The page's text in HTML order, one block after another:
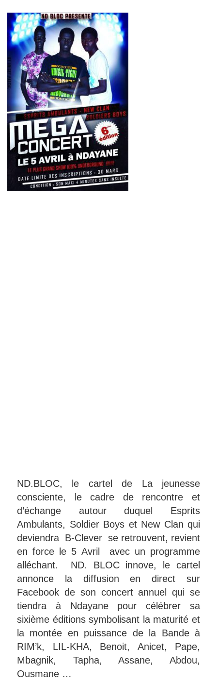
ND.BLOC, le cartel de La jeunesse
consciente, le cadre de rencontre et
d’échange autour duquel Esprits
Ambulants, Soldier Boys et New Clan qui
deviendra B-Clever se retrouvent, revient
en force le 5 Avril avec un programme
alléchant. ND. BLOC innove, le cartel
annonce la diffusion en direct sur
Facebook de son concert annuel qui se
tiendra à Ndayane pour célébrer sa
sixième éditions symbolisant la maturité et
la montée en puissance de la Bande à
RIM’k, LIL-KHA, Benoit, Anicet, Pape,
Mbagnik, Tapha, Assane, Abdou,
Ousmane …